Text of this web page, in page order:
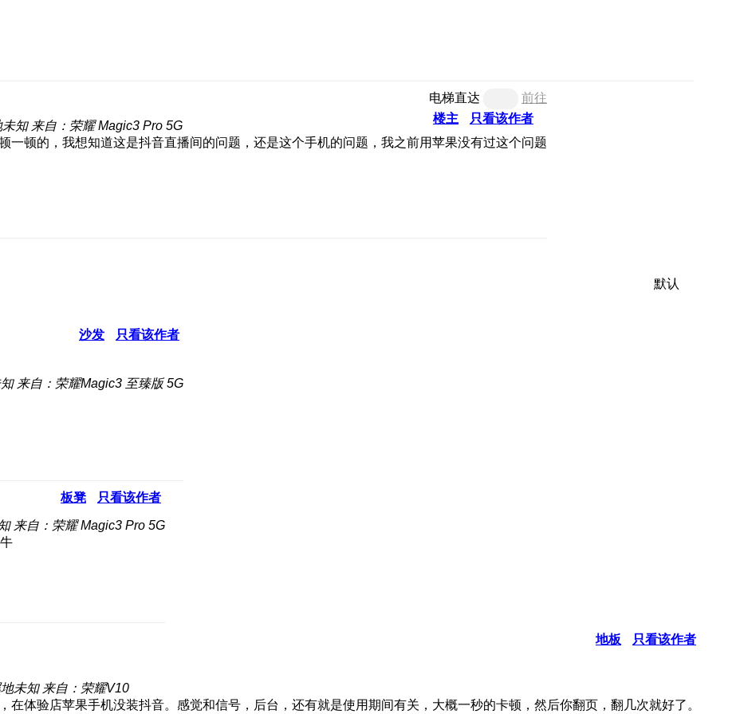
电梯直达
前往
楼主
只看该作者
未知 来自：荣耀 Magic3 Pro 5G
一顿的，我想知道这是抖音直播间的问题，还是这个手机的问题，我之前用苹果没有过这个问题
默认
沙发 只看该作者
来自：荣耀Magic3 至臻版 5G
板凳 只看该作者
来自：荣耀 Magic3 Pro 5G
地板 只看该作者
地未知 来自：荣耀V10
体验店苹果手机没装抖音。感觉和信号，后台，还有就是使用期间有关，大概一秒的卡顿，然后你翻页，翻几次就好了。